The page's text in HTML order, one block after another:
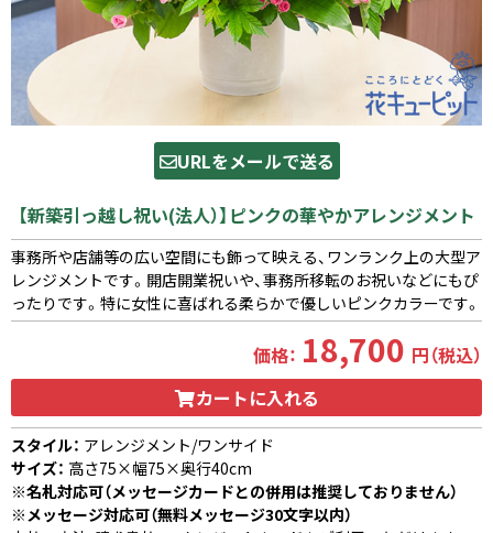
URLをメールで送る
【新築引っ越し祝い(法人）】ピンクの華やかアレンジメント
事務所や店舗等の広い空間にも飾って映える、ワンランク上の大型ア
レンジメントです。開店開業祝いや、事務所移転のお祝いなどにもぴ
ったりです。特に女性に喜ばれる柔らかで優しいピンクカラーです。
価格： 18,700 円（税込）
カートに入れる
スタイル： アレンジメント/ワンサイド
サイズ： 高さ75×幅75×奥行40cm
※名札対応可（メッセージカードとの併用は推奨しておりません）
※メッセージ対応可（無料メッセージ30文字以内）